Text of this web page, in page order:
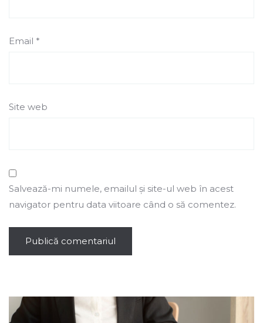
Email *
Site web
Salvează-mi numele, emailul și site-ul web în acest
navigator pentru data viitoare când o să comentez.